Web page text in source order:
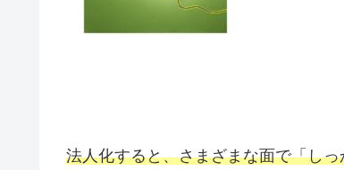
法人化すると、さまざまな面で「し